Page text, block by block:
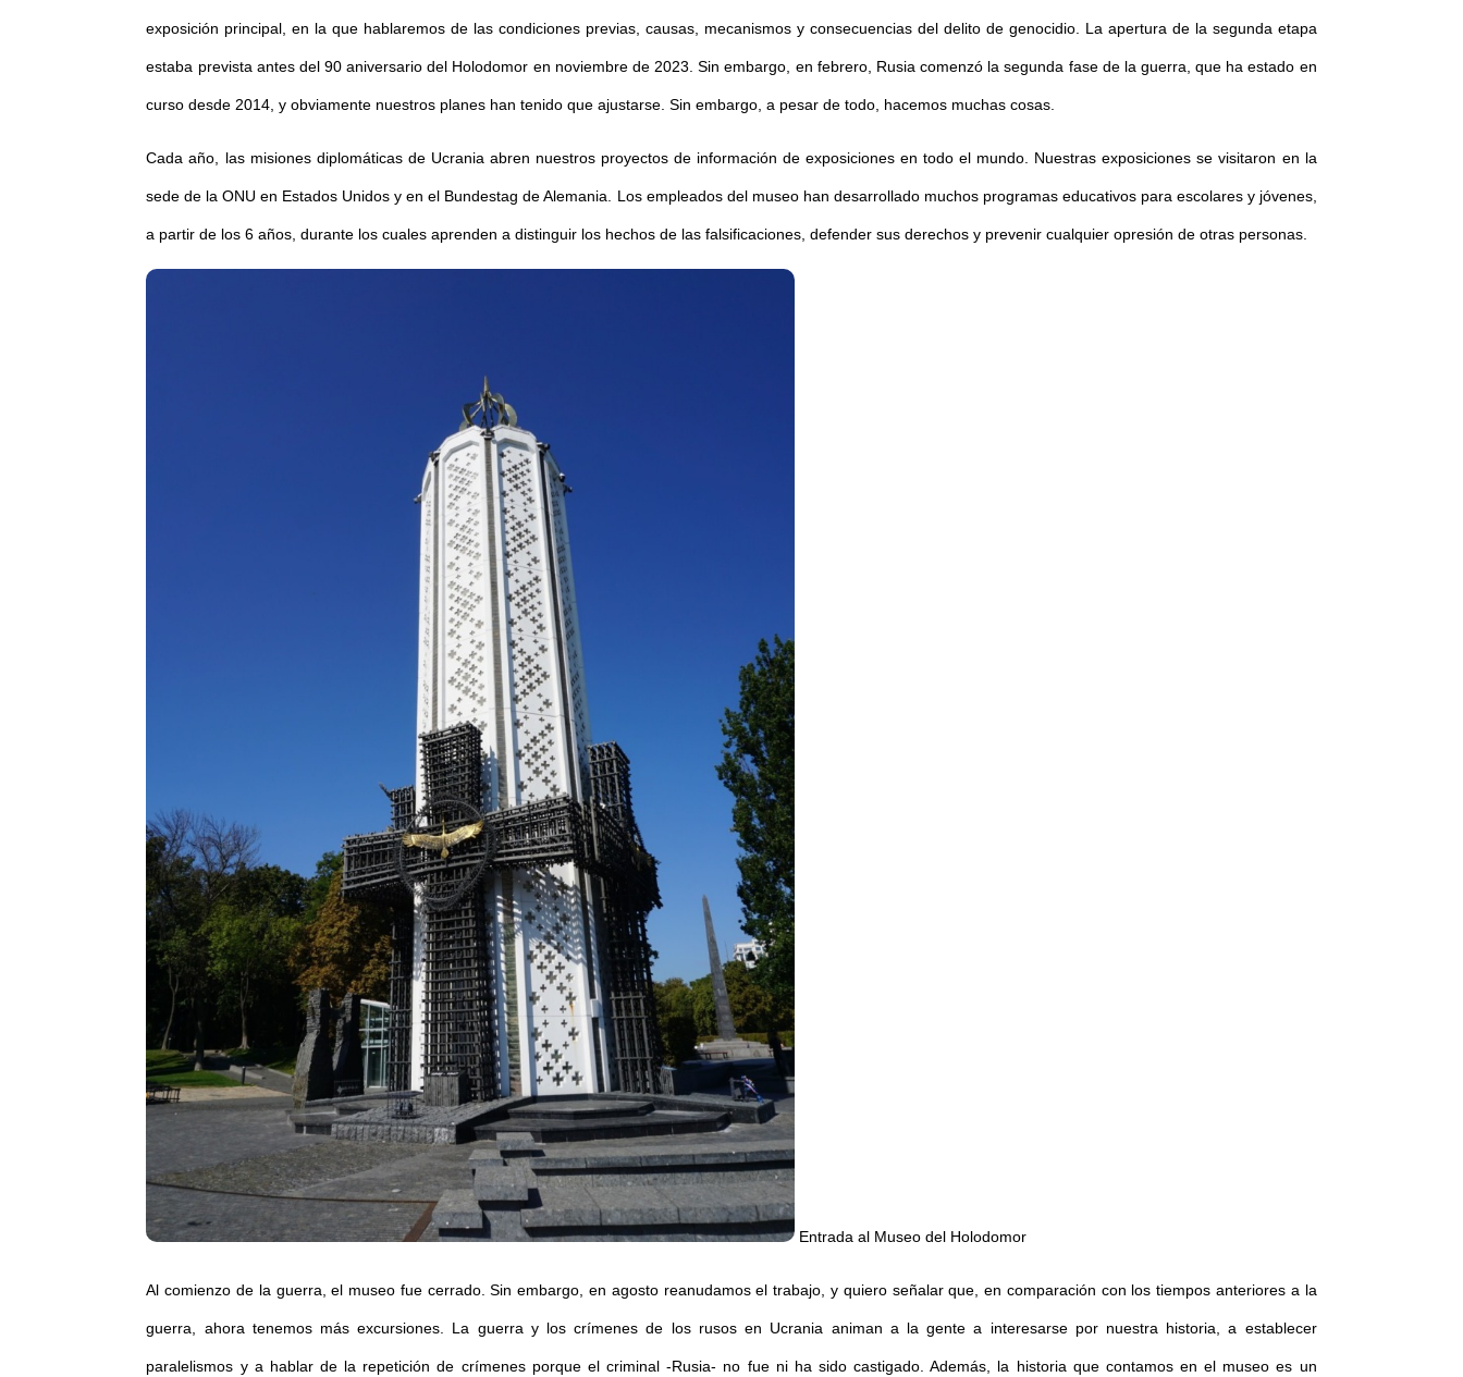
exposición principal, en la que hablaremos de las condiciones previas, causas, mecanismos y consecuencias del delito de genocidio. La apertura de la segunda etapa
estaba prevista antes del 90 aniversario del Holodomor en noviembre de 2023. Sin embargo, en febrero, Rusia comenzó la segunda fase de la guerra, que ha estado en
curso desde 2014, y obviamente nuestros planes han tenido que ajustarse. Sin embargo, a pesar de todo, hacemos muchas cosas.
Cada año, las misiones diplomáticas de Ucrania abren nuestros proyectos de información de exposiciones en todo el mundo. Nuestras exposiciones se visitaron en la
sede de la ONU en Estados Unidos y en el Bundestag de Alemania. Los empleados del museo han desarrollado muchos programas educativos para escolares y jóvenes,
a partir de los 6 años, durante los cuales aprenden a distinguir los hechos de las falsificaciones, defender sus derechos y prevenir cualquier opresión de otras personas.
Entrada al Museo del Holodomor
Al comienzo de la guerra, el museo fue cerrado. Sin embargo, en agosto reanudamos el trabajo, y quiero señalar que, en comparación con los tiempos anteriores a la
guerra, ahora tenemos más excursiones. La guerra y los crímenes de los rusos en Ucrania animan a la gente a interesarse por nuestra historia, a establecer
paralelismos y a hablar de la repetición de crímenes porque el criminal -Rusia- no fue ni ha sido castigado. Además, la historia que contamos en el museo es un